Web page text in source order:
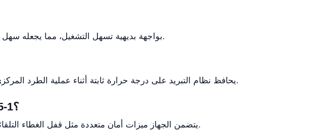
نعم، تم تصميم YR0115-1 بواجهة بديهية تسهل التشغيل، مما يجعله سهل الاستخدام لكل من المستخدمين ذوي الخبرة والمبتدئين.
يحافظ نظام التبريد على درجة حرارة ثابتة أثناء عملية الطرد المركزي، وهو أمر ضروري للحفاظ على العينات الحساسة من الأضرار الناتجة عن الحرارة.
ما هي ميزات الأمان المضمنة في جهاز الطرد المركزي YR0115-1؟
يتضمن الجهاز ميزات أمان متعددة مثل قفل الغطاء التلقائي، واكتشاف عدم التوازن، وحماية من ارتفاع درجة الحرارة لضمان التشغيل الآمن.